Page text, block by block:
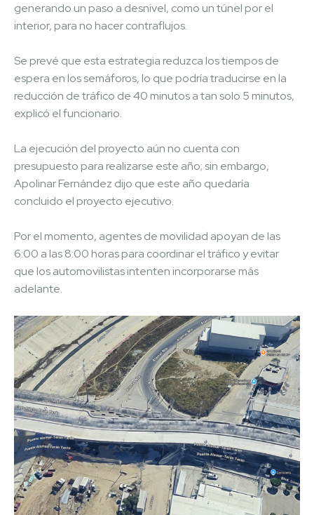
generando un paso a desnivel, como un túnel por el
interior, para no hacer contraflujos.
Se prevé que esta estrategia reduzca los tiempos de
espera en los semáforos, lo que podría traducirse en la
reducción de tráfico de 40 minutos a tan solo 5 minutos,
explicó el funcionario.
La ejecución del proyecto aún no cuenta con
presupuesto para realizarse este año; sin embargo,
Apolinar Fernández dijo que este año quedaría
concluido el proyecto ejecutivo.
Por el momento, agentes de movilidad apoyan de las
6:00 a las 8:00 horas para coordinar el tráfico y evitar
que los automovilistas intenten incorporarse más
adelante.